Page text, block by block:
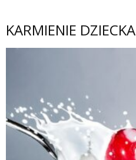
KARMIENIE DZIECKA